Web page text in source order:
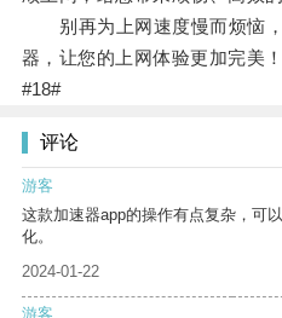
别再为上网速度慢而烦恼，
器，让您的上网体验更加完美！
#18#
评论
游客
这款加速器app的操作有点复杂，可
化。
2024-01-22
游客